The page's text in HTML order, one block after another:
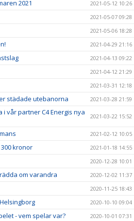
2021 2021-05-12 10:26
2021-05-07 09:28
2021-05-06 18:28
2021-04-29 21:16
2021-04-13 09:22
2021-04-12 21:29
2021-03-31 12:18
städade utebanorna 2021-03-28 21:59
vår partner C4 Energis nya
2021-03-22 15:52
2021-02-12 10:05
kronor 2021-01-18 14:55
2020-12-28 10:01
om varandra 2020-12-02 11:37
2020-11-25 18:43
2020-10-10 09:04
- vem spelar var? 2020-10-01 07:31